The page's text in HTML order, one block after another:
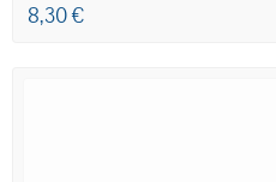
8,30 €